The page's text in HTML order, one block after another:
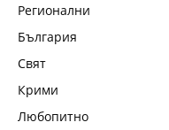
Регионални
България
Свят
Крими
Любопитно